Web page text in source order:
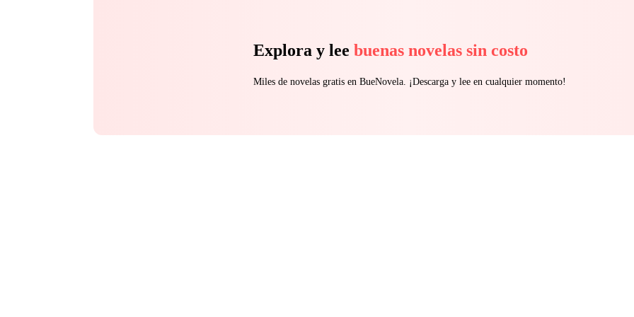
Explora y lee buenas novelas sin costo
Miles de novelas gratis en BueNovela. ¡Descarga y lee en cualquier momento!